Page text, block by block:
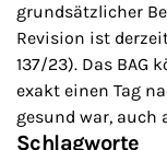
grundsätzlicher
Revision ist
137/23). Das BAG
exakt einen Tag
gesund war, auch
Schlagworte